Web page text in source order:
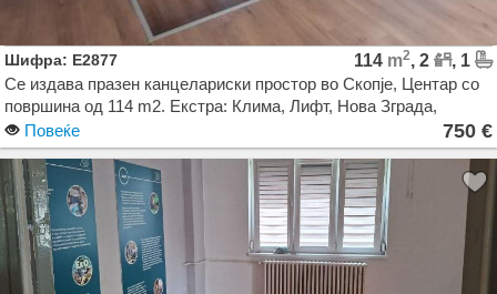
Шифра: E2877 114 m2, 2
, 1
Се издава празен канцелариски простор во Скопје, Центар со
површина од 114 m2. Екстра: Клима, Лифт, Нова Зграда,
Сопствено парно. Цена: 750 EUR
Повеќе 750 €